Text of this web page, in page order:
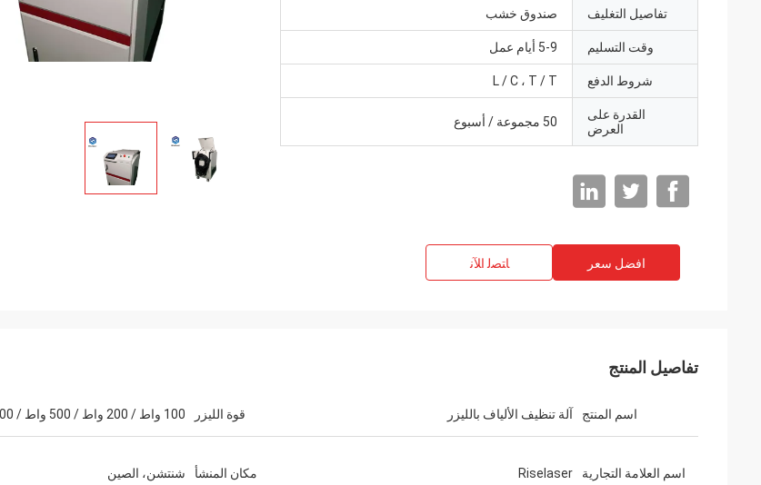
تفاصيل التغليف صندوق خشب
وقت التسليم 5-9 أيام عمل
شروط الدفع L / C ، T / T
القدرة على
العرض
50 مجموعة / أسبوع
افضل سعر ﺎﺘﺼﻟ ﺍﻶﻧ
تفاصيل المنتج
اسم المنتج آلة تنظيف الألياف بالليزر قوة الليزر 100 واط / 200 واط / 500 واط / 1000 واط
اسم العلامة التجارية Riselaser مكان المنشأ شنتشن، الصين